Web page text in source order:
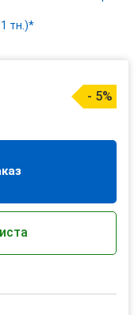
тн.)*
- 5%